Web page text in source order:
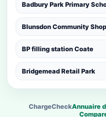
Badbury Park Primary
Blunsdon Community
BP filling station Coate
Bridgemead Retail Park
ChargeCheckAnnuaire